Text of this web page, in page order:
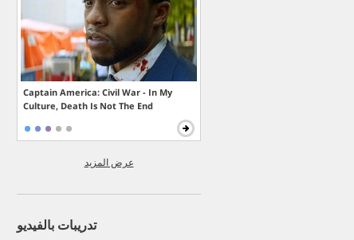
Captain America: Civil War - In My
Culture, Death Is Not The End
عرض المزيد
تدريبات بالفيديو